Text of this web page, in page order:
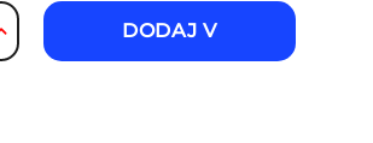
DODAJ V